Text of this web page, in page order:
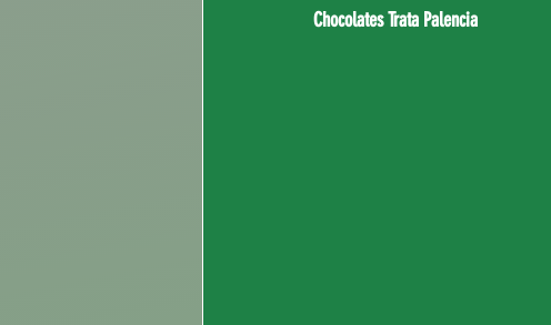
Chocolates Trata Palencia